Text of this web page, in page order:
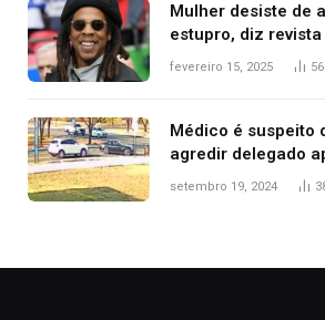
Mulher desiste de
estupro, diz revista
fevereiro 15, 2025 56
Médico é suspeito
agredir delegado
durante confusão
setembro 19, 2024